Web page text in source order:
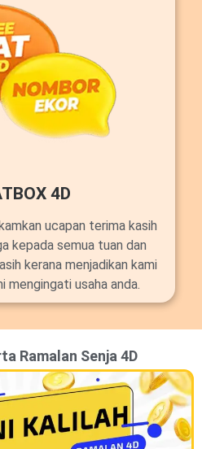
4D
ucapan terima kasih
kepada semua tuan dan
kerana menjadikan kami
mengingati usaha anda.
Ramalan Senja 4D